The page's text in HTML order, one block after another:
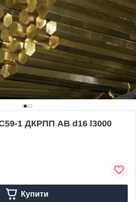
1 ДКРПП АВ d16 l3000
Купити